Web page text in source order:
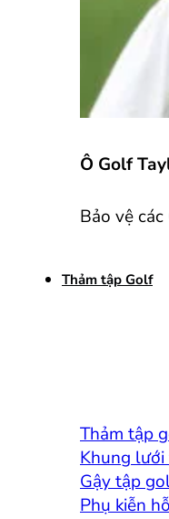
Ô Golf
Bảo vệ
Thảm tập Golf
Thảm tập
Khung
Gậy tập
Phụ kiễn